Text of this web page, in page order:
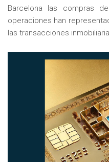
Barcelona las compras
operaciones han
las transacciones